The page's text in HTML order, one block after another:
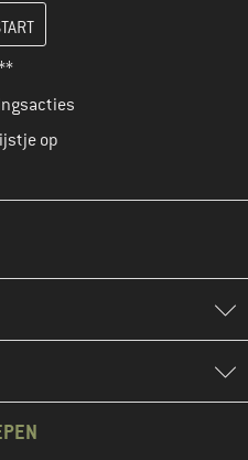
in de volgende stap je
op